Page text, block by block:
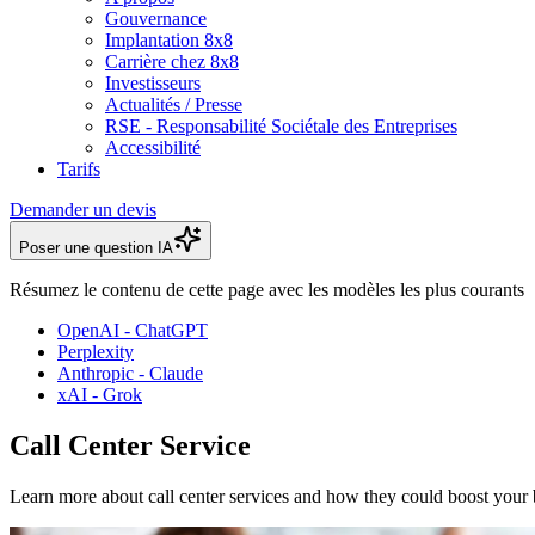
Gouvernance
Implantation 8x8
Carrière chez 8x8
Investisseurs
Actualités / Presse
RSE - Responsabilité Sociétale des Entreprises
Accessibilité
Tarifs
Demander un devis
Poser une question IA
Résumez le contenu de cette page avec les modèles les plus courants
OpenAI - ChatGPT
Perplexity
Anthropic - Claude
xAI - Grok
Call Center Service
Learn more about call center services and how they could boost your